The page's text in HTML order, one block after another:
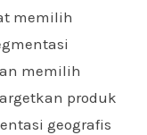
memilih
memilih
produk
geografis